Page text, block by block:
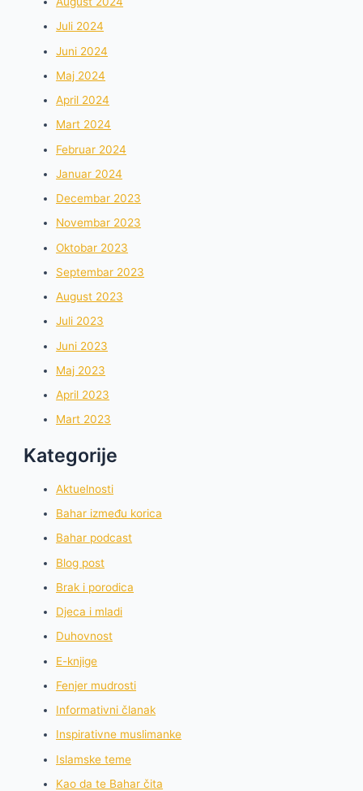
Juli 2024
Juni 2024
Maj 2024
April 2024
Mart 2024
Februar 2024
Januar 2024
Decembar 2023
Novembar 2023
Oktobar 2023
Septembar 2023
August 2023
Juli 2023
Juni 2023
Maj 2023
April 2023
Mart 2023
Kategorije
Aktuelnosti
Bahar između korica
Bahar podcast
Blog post
Brak i porodica
Djeca i mladi
Duhovnost
E-knjige
Fenjer mudrosti
Informativni članak
Inspirativne muslimanke
Islamske teme
Kao da te Bahar čita